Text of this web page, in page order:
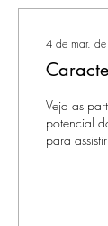
4 de mar.
Veja as
potencial dos
para